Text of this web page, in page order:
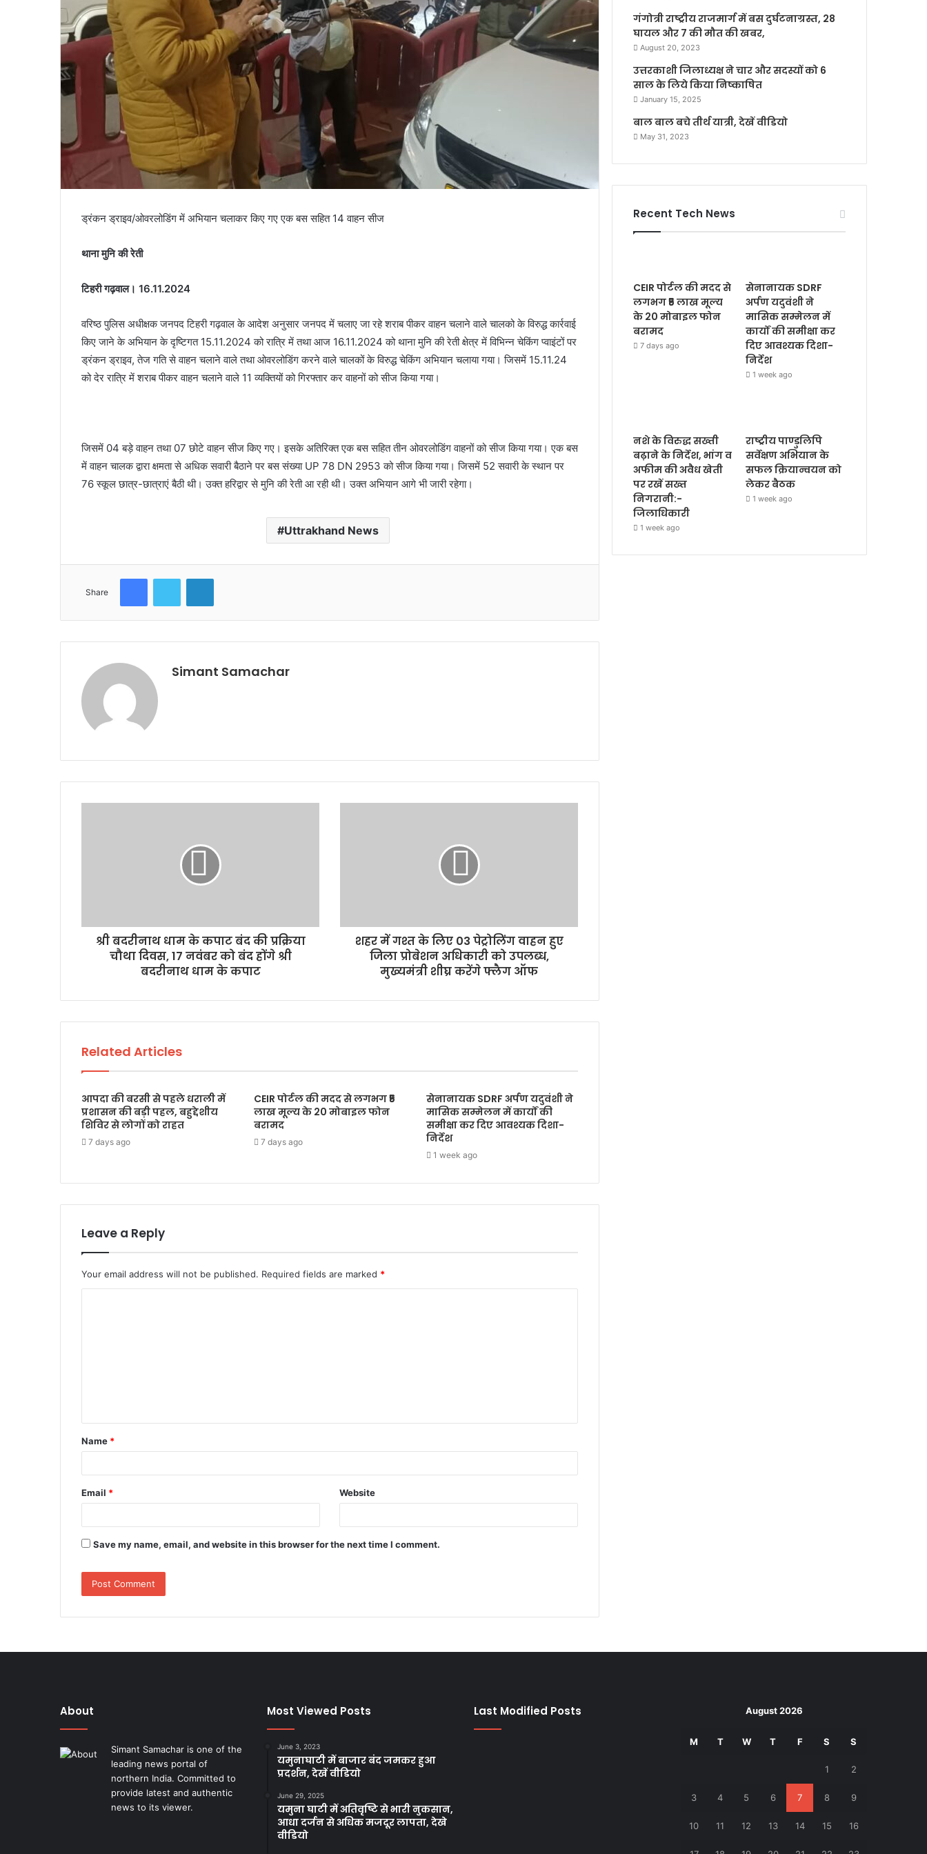
ड्रंकन ड्राइव/ओवरलोडिंग में अभियान चलाकर किए गए एक बस सहित 14 वाहन सीज
थाना मुनि की रेती
टिहरी गढ़वाल। 16.11.2024
वरिष्ठ पुलिस अधीक्षक जनपद टिहरी गढ़वाल के आदेश अनुसार जनपद में चलाए जा रहे शराब पीकर वाहन चलाने वाले चालको के विरुद्ध कार्रवाई
किए जाने के अभियान के दृष्टिगत 15.11.2024 को रात्रि में तथा आज 16.11.2024 को थाना मुनि की रेती क्षेत्र में विभिन्न चेकिंग प्वाइंटों पर
ड्रंकन ड्राइव, तेज गति से वाहन चलाने वाले तथा ओवरलोडिंग करने वाले चालकों के विरुद्ध चेकिंग अभियान चलाया गया। जिसमें 15.11.24
को देर रात्रि में शराब पीकर वाहन चलाने वाले 11 व्यक्तियों को गिरफ्तार कर वाहनों को सीज किया गया।
जिसमें 04 बड़े वाहन तथा 07 छोटे वाहन सीज किए गए। इसके अतिरिक्त एक बस सहित तीन ओवरलोडिंग वाहनों को सीज किया गया। एक बस
में वाहन चालक द्वारा क्षमता से अधिक सवारी बैठाने पर बस संख्या UP 78 DN 2953 को सीज किया गया। जिसमें 52 सवारी के स्थान पर
76 स्कूल छात्र-छात्राएं बैठी थी। उक्त हरिद्वार से मुनि की रेती आ रही थी। उक्त अभियान आगे भी जारी रहेगा।
Uttrakhand News
Share
Simant Samachar
श्री बदरीनाथ धाम के कपाट बंद की प्रक्रिया
चौथा दिवस, 17 नवंबर को बंद होंगे श्री
बदरीनाथ धाम के कपाट
शहर में गश्त के लिए 03 पेट्रोलिंग वाहन हुए
जिला प्रोबेशन अधिकारी को उपलब्ध,
मुख्यमंत्री शीघ्र करेंगे फ्लैग ऑफ
Related Articles
आपदा की बरसी से पहले धराली में
प्रशासन की बड़ी पहल, बहुद्देशीय
शिविर से लोगों को राहत
7 days ago
CEIR पोर्टल की मदद से लगभग ₹5
लाख मूल्य के 20 मोबाइल फोन
बरामद
7 days ago
सेनानायक SDRF अर्पण यदुवंशी ने
मासिक सम्मेलन में कार्यों की
समीक्षा कर दिए आवश्यक दिशा-
निर्देश
1 week ago
Leave a Reply
Your email address will not be published. Required fields are marked *
t
*
Name *
Email * Website
Save my name, email, and website in this browser for the next time I comment.
गंगोत्री राष्ट्रीय राजमार्ग में बस दुर्घटनाग्रस्त, 28
घायल और 7 की मौत की खबर,
August 20, 2023
उत्तरकाशी जिलाध्यक्ष ने चार और सदस्यों को 6
साल के लिये किया निष्काषित
January 15, 2025
बाल बाल बचे तीर्थ यात्री, देखें वीडियो
May 31, 2023
Recent Tech News
CEIR पोर्टल की मदद से
लगभग ₹5 लाख मूल्य
के 20 मोबाइल फोन
बरामद
7 days ago
सेनानायक SDRF
अर्पण यदुवंशी ने
मासिक सम्मेलन में
कार्यों की समीक्षा कर
दिए आवश्यक दिशा-
निर्देश
1 week ago
नशे के विरुद्ध सख्ती
बढ़ाने के निर्देश, भांग व
अफीम की अवैध खेती
पर रखें सख्त
निगरानी:-
जिलाधिकारी
1 week ago
राष्ट्रीय पाण्डुलिपि
सर्वेक्षण अभियान के
सफल क्रियान्वयन को
लेकर बैठक
1 week ago
About
Simant Samachar is one of the
leading news portal of
northern India. Committed to
provide latest and authentic
news to its viewer.
Most Viewed Posts
June 3, 2023
यमुनाघाटी में बाजार बंद जमकर हुआ
प्रदर्शन, देखें वीडियो
June 29, 2025
यमुना घाटी में अतिवृष्टि से भारी नुकसान,
आधा दर्जन से अधिक मजदूर लापता, देखे
वीडियो
Last Modified Posts August 2026
M T W T F S S
1 2
3 4 5 6 7 8 9
10 11 12 13 14 15 16